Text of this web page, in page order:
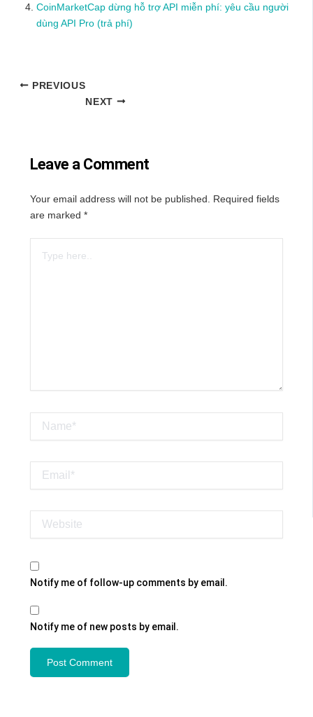
CoinMarketCap dừng hỗ trợ API miễn phí: yêu cầu người
dùng API Pro (trả phí)
PREVIOUS
NEXT
Leave a Comment
Your email address will not be published.
Required fields
are marked *
here..
Notify me of follow-up comments by email.
Notify me of new posts by email.